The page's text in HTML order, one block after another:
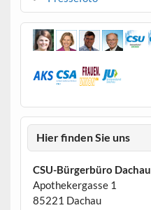
Hier finden Sie uns
CSU-Bürgerbüro Dachau
Apothekergasse 1
85221 Dachau